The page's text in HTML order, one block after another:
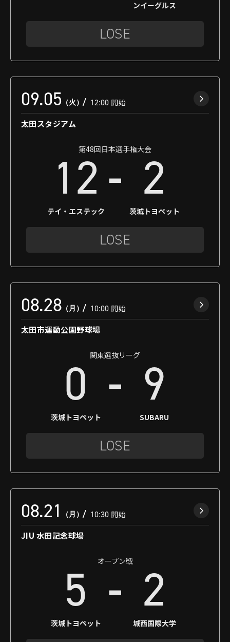
ンイーグルス
LOSE
09.05 （火） 12:00 開始
太田スタジアム
第48回日本選手権大会
12
テイ・エステック
- 2
茨城トヨペット
LOSE
08.28 （月） 10:00 開始
太田市運動公園野球場
関東選抜リーグ
0
茨城トヨペット
- 9
SUBARU
LOSE
08.21 （月） 10:30 開始
JIU 水田記念球場
オープン戦
5
茨城トヨペット
- 2
城西国際大学